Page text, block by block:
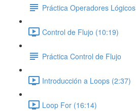
Práctica Operadores Lógicos
Control de Flujo (10:19)
Práctica Control de Flujo
Introducción a Loops (2:37)
Loop For (16:14)